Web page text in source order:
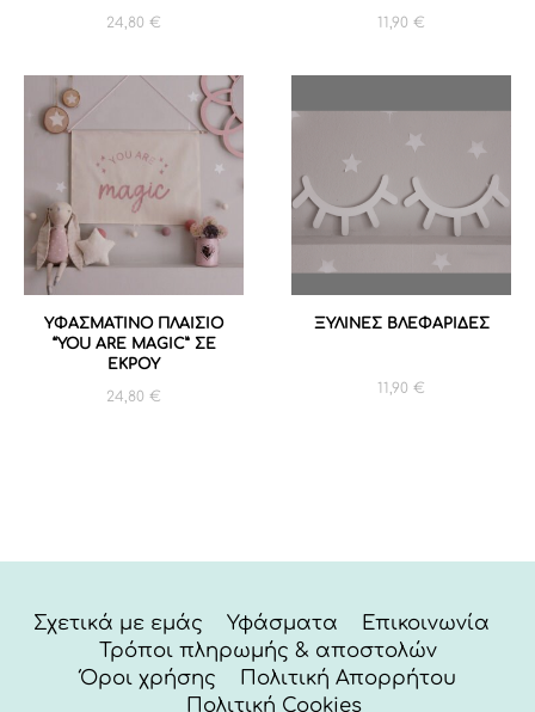
24,80 €
11,90 €
ΥΦΑΣΜΑΤΙΝΟ ΠΛΑΙΣΙΟ
“YOU ARE MAGIC” ΣΕ
ΕΚΡΟΥ
24,80 €
ΞΥΛΙΝΕΣ ΒΛΕΦΑΡΙΔΕΣ
11,90 €
Σχετικά με εμάς Υφάσματα
Επικοινωνία
Τρόποι πληρωμής & αποστολών
Όροι χρήσης
Πολιτική Απορρήτου
Πολιτική Cookies